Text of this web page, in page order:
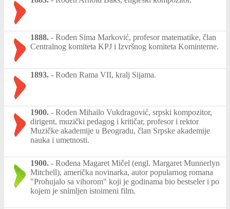
1888. - Rođen Sima Marković, profesor matematike, član
Centralnog komiteta KPJ i Izvršnog komiteta Kominterne.
1893. - Rođen Rama VII, kralj Sijama.
1900. - Rođen Mihailo Vukdragović, srpski kompozitor,
dirigent, muzički pedagog i kritičar, profesor i rektor
Muzičke akademije u Beogradu, član Srpske akademije
nauka i umetnosti.
1900. - Rođena Magaret Mičel (engl. Margaret Munnerlyn
Mitchell), američka novinarka, autor popularnog romana
"Prohujalo sa vihorom" koji je godinama bio bestseler i po
kojem je snimljen istoimeni film.